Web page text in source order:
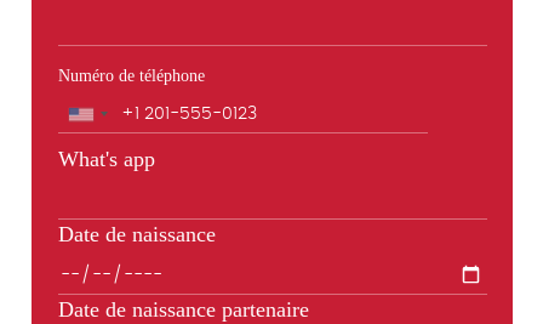
Numéro de téléphone
Téléphone
What's app
Date de naissance
Date de naissance partenaire